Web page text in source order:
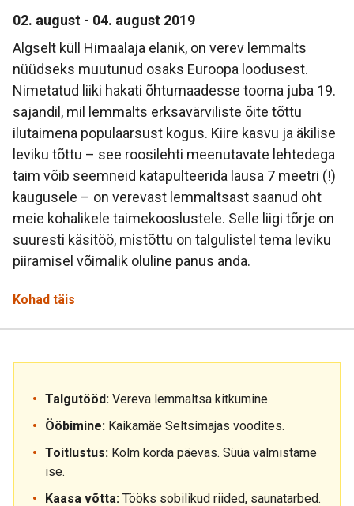
02. august - 04. august 2019
Algselt küll Himaalaja elanik, on verev lemmalts
nüüdseks muutunud osaks Euroopa loodusest.
Nimetatud liiki hakati õhtumaadesse tooma juba 19.
sajandil, mil lemmalts erksavärviliste õite tõttu
ilutaimena populaarsust kogus. Kiire kasvu ja äkilise
leviku tõttu – see roosilehti meenutavate lehtedega
taim võib seemneid katapulteerida lausa 7 meetri (!)
kaugusele – on verevast lemmaltsast saanud oht
meie kohalikele taimekooslustele. Selle liigi tõrje on
suuresti käsitöö, mistõttu on talgulistel tema leviku
piiramisel võimalik oluline panus anda.
Kohad täis
Talgutööd: Vereva lemmaltsa kitkumine.
Ööbimine: Kaikamäe Seltsimajas voodites.
Toitlustus: Kolm korda päevas. Süüa valmistame
ise.
Kaasa võtta: Tööks sobilikud riided, saunatarbed.